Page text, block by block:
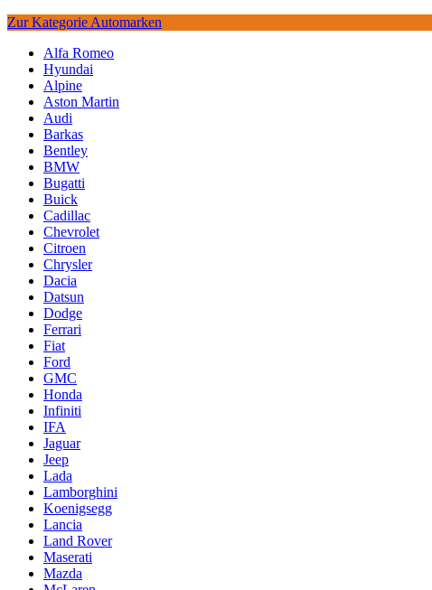
Zur Kategorie Automarken
Alfa Romeo
Hyundai
Alpine
Aston Martin
Audi
Barkas
Bentley
BMW
Bugatti
Buick
Cadillac
Chevrolet
Citroen
Chrysler
Dacia
Datsun
Dodge
Ferrari
Fiat
Ford
GMC
Honda
Infiniti
IFA
Jaguar
Jeep
Lada
Lamborghini
Koenigsegg
Lancia
Land Rover
Maserati
Mazda